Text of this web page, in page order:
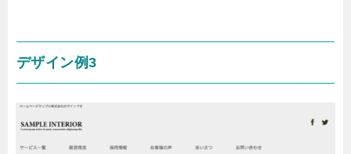
デザイン例3